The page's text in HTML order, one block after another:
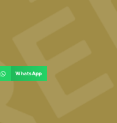
WhatsApp